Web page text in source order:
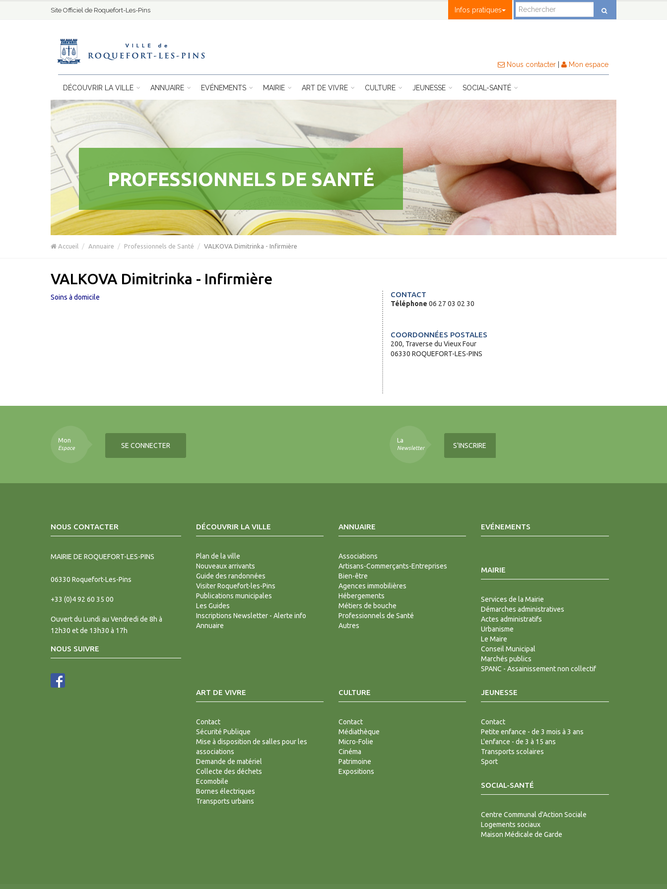
Site Officiel de Roquefort-Les-Pins Infos pratiques
Nous contacter Mon espace
DÉCOUVRIR LA VILLE ANNUAIRE EVÉNEMENTS MAIRIE ART DE VIVRE CULTURE JEUNESSE SOCIAL-SANTÉ
PROFESSIONNELS DE SANTÉ
Accueil Annuaire Professionnels de Santé VALKOVA Dimitrinka - Infirmière
VALKOVA Dimitrinka - Infirmière
Soins à domicile CONTACT
Téléphone 06 27 03 02 30
COORDONNÉES POSTALES
200, Traverse du Vieux Four
06330 ROQUEFORT-LES-PINS
Mon
Espace SE CONNECTER
La
Newsletter
NOUS CONTACTER
MAIRIE DE ROQUEFORT-LES-PINS
06330 Roquefort-Les-Pins
+33 (0)4 92 60 35 00
Ouvert du Lundi au Vendredi de 8h à
12h30 et de 13h30 à 17h
NOUS SUIVRE
DÉCOUVRIR LA VILLE
Plan de la ville
Nouveaux arrivants
Guide des randonnées
Visiter Roquefort-les-Pins
Publications municipales
Les Guides
Inscriptions Newsletter - Alerte info
Annuaire
ANNUAIRE
Associations
Artisans-Commerçants-Entreprises
Bien-être
Agences immobilières
Hébergements
Métiers de bouche
Professionnels de Santé
Autres
EVÉNEMENTS
MAIRIE
Services de la Mairie
Démarches administratives
Actes administratifs
Urbanisme
Le Maire
Conseil Municipal
Marchés publics
SPANC - Assainissement non collectif
ART DE VIVRE
Contact
Sécurité Publique
Mise à disposition de salles pour les
associations
Demande de matériel
Collecte des déchets
Ecomobile
Bornes électriques
Transports urbains
CULTURE
Contact
Médiathèque
Micro-Folie
Cinéma
Patrimoine
Expositions
JEUNESSE
Contact
Petite enfance - de 3 mois à 3 ans
L'enfance - de 3 à 15 ans
Transports scolaires
Sport
SOCIAL-SANTÉ
Centre Communal d'Action Sociale
Logements sociaux
Maison Médicale de Garde